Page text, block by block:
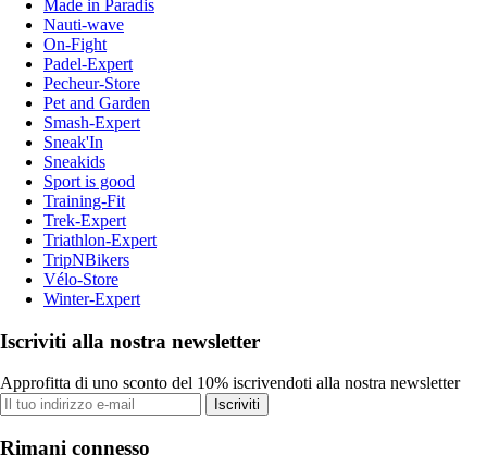
Made in Paradis
Nauti-wave
On-Fight
Padel-Expert
Pecheur-Store
Pet and Garden
Smash-Expert
Sneak'In
Sneakids
Sport is good
Training-Fit
Trek-Expert
Triathlon-Expert
TripNBikers
Vélo-Store
Winter-Expert
Iscriviti alla nostra newsletter
Approfitta di uno sconto del 10% iscrivendoti alla nostra newsletter
Iscriviti
Rimani connesso